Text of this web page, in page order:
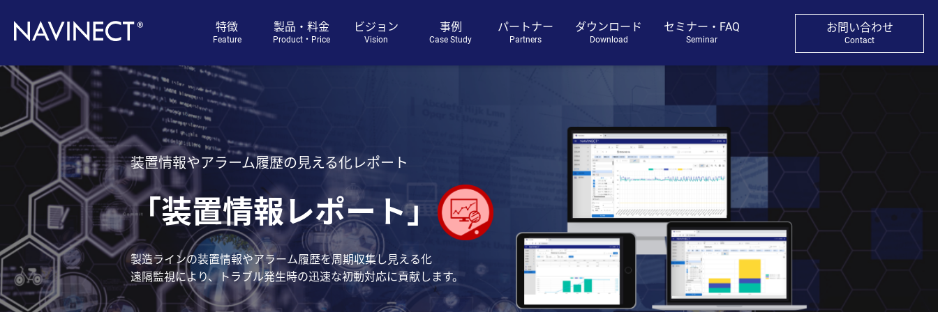
特徴
Feature
製品・料金
Product・Price
ビジョン
Vision
事例
Case Study
パートナー
Partners
ダウンロード
Download
セミナー・FAQ
Seminar
お問い合わせ
Contact
装置情報やアラーム履歴の見える化レポート
「装置情報レポート」
製造ラインの装置情報やアラーム履歴を周期収集し見える化
遠隔監視により、トラブル発生時の迅速な初動対応に貢献します。